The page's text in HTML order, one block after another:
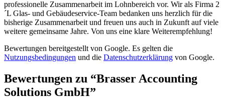
professionelle Zusammenarbeit im Lohnbereich vor. Wir als Firma 2
´L Glas- und Gebäudeservice-Team bedanken uns herzlich für die
bisherige Zusammenarbeit und freuen uns auch in Zukunft auf viele
weitere gemeinsame Jahre. Von uns eine klare Weiterempfehlung!
Bewertungen bereitgestellt von Google. Es gelten die
Nutzungsbedingungen und die Datenschutzerklärung von Google.
Bewertungen zu “Brasser Accounting
Solutions GmbH”